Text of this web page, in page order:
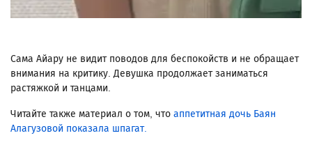
Сама Айару не видит поводов для беспокойств и не обращает
внимания на критику. Девушка продолжает заниматься
растяжкой и танцами.
Читайте также материал о том, что аппетитная дочь Баян
Алагузовой показала шпагат.